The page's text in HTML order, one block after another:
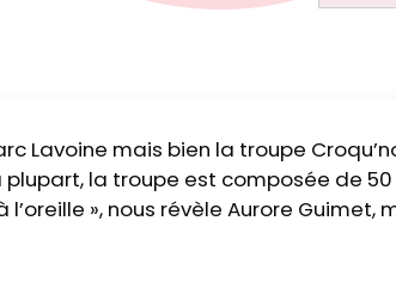
Lavoine mais bien la troupe
la troupe est composée de
», nous révèle Aurore Guimet,